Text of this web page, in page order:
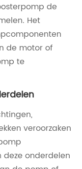
de
Het
de motor of
te
veroorzaken
onderdelen